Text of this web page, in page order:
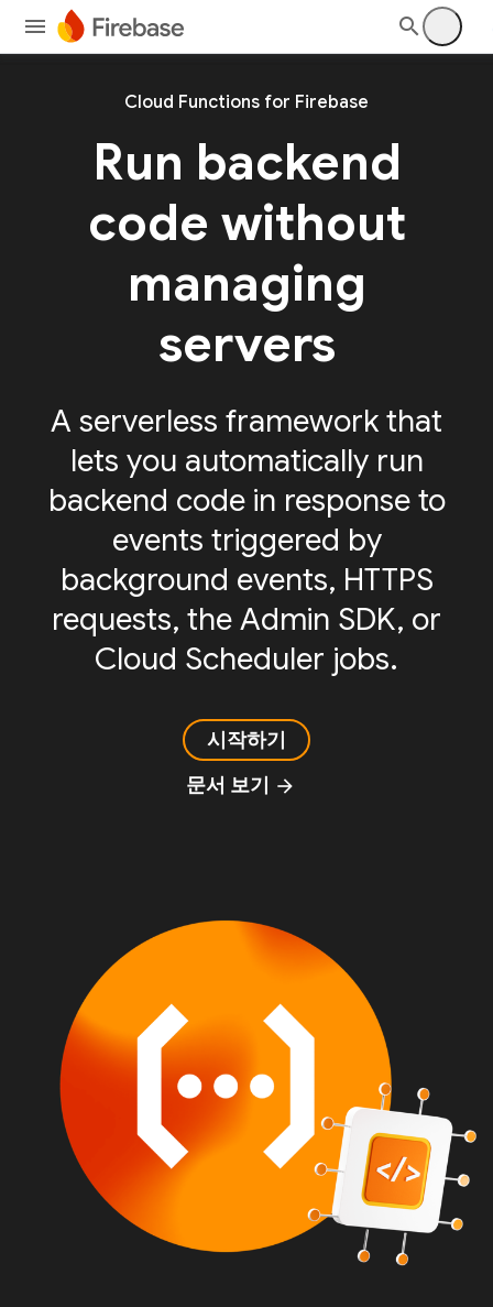
Cloud Functions for Firebase
Run backend
code without
managing
servers
A serverless framework that
lets you automatically run
backend code in response to
events triggered by
background events, HTTPS
requests, the Admin SDK, or
Cloud Scheduler jobs.
시작하기
문서 보기
arrow_forward